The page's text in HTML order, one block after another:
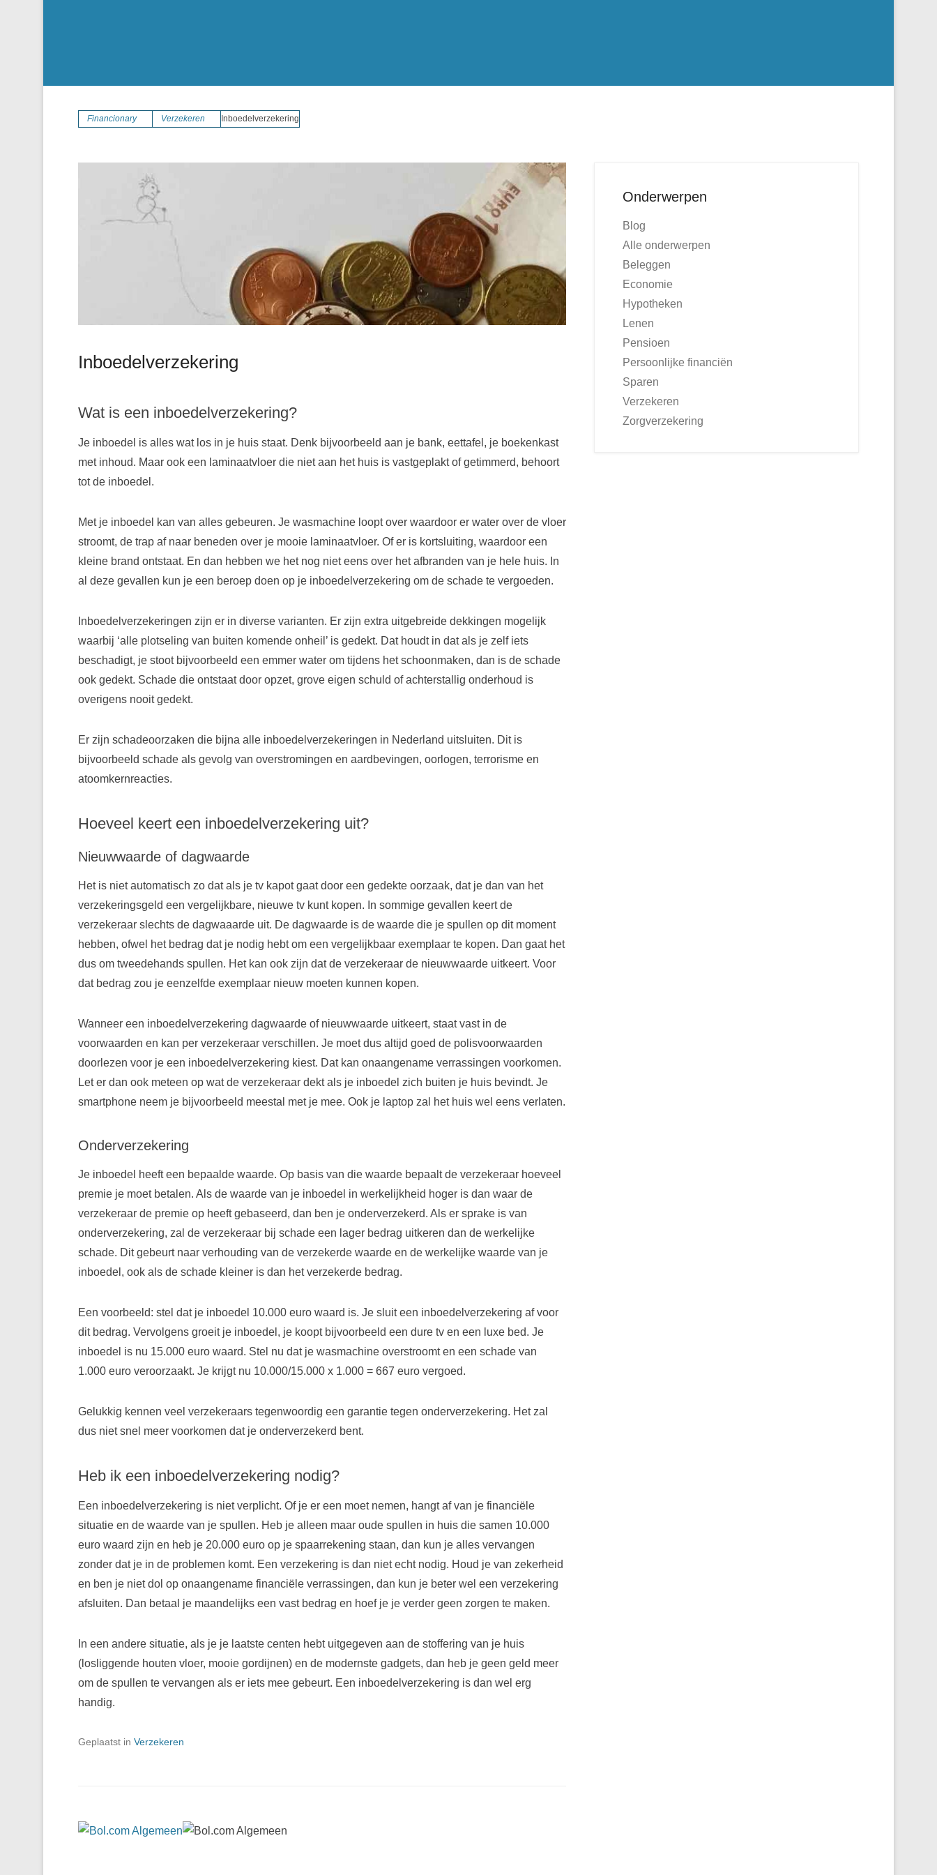
Financionary Verzekeren Inboedelverzekering
Inboedelverzekering
Wat is een inboedelverzekering?
Je inboedel is alles wat los in je huis staat. Denk bijvoorbeeld aan je bank, eettafel, je boekenkast
met inhoud. Maar ook een laminaatvloer die niet aan het huis is vastgeplakt of getimmerd, behoort
tot de inboedel.
Met je inboedel kan van alles gebeuren. Je wasmachine loopt over waardoor er water over de vloer
stroomt, de trap af naar beneden over je mooie laminaatvloer. Of er is kortsluiting, waardoor een
kleine brand ontstaat. En dan hebben we het nog niet eens over het afbranden van je hele huis. In
al deze gevallen kun je een beroep doen op je inboedelverzekering om de schade te vergoeden.
Inboedelverzekeringen zijn er in diverse varianten. Er zijn extra uitgebreide dekkingen mogelijk
waarbij ‘alle plotseling van buiten komende onheil’ is gedekt. Dat houdt in dat als je zelf iets
beschadigt, je stoot bijvoorbeeld een emmer water om tijdens het schoonmaken, dan is de schade
ook gedekt. Schade die ontstaat door opzet, grove eigen schuld of achterstallig onderhoud is
overigens nooit gedekt.
Er zijn schadeoorzaken die bijna alle inboedelverzekeringen in Nederland uitsluiten. Dit is
bijvoorbeeld schade als gevolg van overstromingen en aardbevingen, oorlogen, terrorisme en
atoomkernreacties.
Hoeveel keert een inboedelverzekering uit?
Nieuwwaarde of dagwaarde
Het is niet automatisch zo dat als je tv kapot gaat door een gedekte oorzaak, dat je dan van het
verzekeringsgeld een vergelijkbare, nieuwe tv kunt kopen. In sommige gevallen keert de
verzekeraar slechts de dagwaaarde uit. De dagwaarde is de waarde die je spullen op dit moment
hebben, ofwel het bedrag dat je nodig hebt om een vergelijkbaar exemplaar te kopen. Dan gaat het
dus om tweedehands spullen. Het kan ook zijn dat de verzekeraar de nieuwwaarde uitkeert. Voor
dat bedrag zou je eenzelfde exemplaar nieuw moeten kunnen kopen.
Wanneer een inboedelverzekering dagwaarde of nieuwwaarde uitkeert, staat vast in de
voorwaarden en kan per verzekeraar verschillen. Je moet dus altijd goed de polisvoorwaarden
doorlezen voor je een inboedelverzekering kiest. Dat kan onaangename verrassingen voorkomen.
Let er dan ook meteen op wat de verzekeraar dekt als je inboedel zich buiten je huis bevindt. Je
smartphone neem je bijvoorbeeld meestal met je mee. Ook je laptop zal het huis wel eens verlaten.
Onderverzekering
Je inboedel heeft een bepaalde waarde. Op basis van die waarde bepaalt de verzekeraar hoeveel
premie je moet betalen. Als de waarde van je inboedel in werkelijkheid hoger is dan waar de
verzekeraar de premie op heeft gebaseerd, dan ben je onderverzekerd. Als er sprake is van
onderverzekering, zal de verzekeraar bij schade een lager bedrag uitkeren dan de werkelijke
schade. Dit gebeurt naar verhouding van de verzekerde waarde en de werkelijke waarde van je
inboedel, ook als de schade kleiner is dan het verzekerde bedrag.
Een voorbeeld: stel dat je inboedel 10.000 euro waard is. Je sluit een inboedelverzekering af voor
dit bedrag. Vervolgens groeit je inboedel, je koopt bijvoorbeeld een dure tv en een luxe bed. Je
inboedel is nu 15.000 euro waard. Stel nu dat je wasmachine overstroomt en een schade van
1.000 euro veroorzaakt. Je krijgt nu 10.000/15.000 x 1.000 = 667 euro vergoed.
Gelukkig kennen veel verzekeraars tegenwoordig een garantie tegen onderverzekering. Het zal
dus niet snel meer voorkomen dat je onderverzekerd bent.
Heb ik een inboedelverzekering nodig?
Een inboedelverzekering is niet verplicht. Of je er een moet nemen, hangt af van je financiële
situatie en de waarde van je spullen. Heb je alleen maar oude spullen in huis die samen 10.000
euro waard zijn en heb je 20.000 euro op je spaarrekening staan, dan kun je alles vervangen
zonder dat je in de problemen komt. Een verzekering is dan niet echt nodig. Houd je van zekerheid
en ben je niet dol op onaangename financiële verrassingen, dan kun je beter wel een verzekering
afsluiten. Dan betaal je maandelijks een vast bedrag en hoef je je verder geen zorgen te maken.
In een andere situatie, als je je laatste centen hebt uitgegeven aan de stoffering van je huis
(losliggende houten vloer, mooie gordijnen) en de modernste gadgets, dan heb je geen geld meer
om de spullen te vervangen als er iets mee gebeurt. Een inboedelverzekering is dan wel erg
handig.
Geplaatst in Verzekeren
Onderwerpen
Blog
Alle onderwerpen
Beleggen
Economie
Hypotheken
Lenen
Pensioen
Persoonlijke financiën
Sparen
Verzekeren
Zorgverzekering